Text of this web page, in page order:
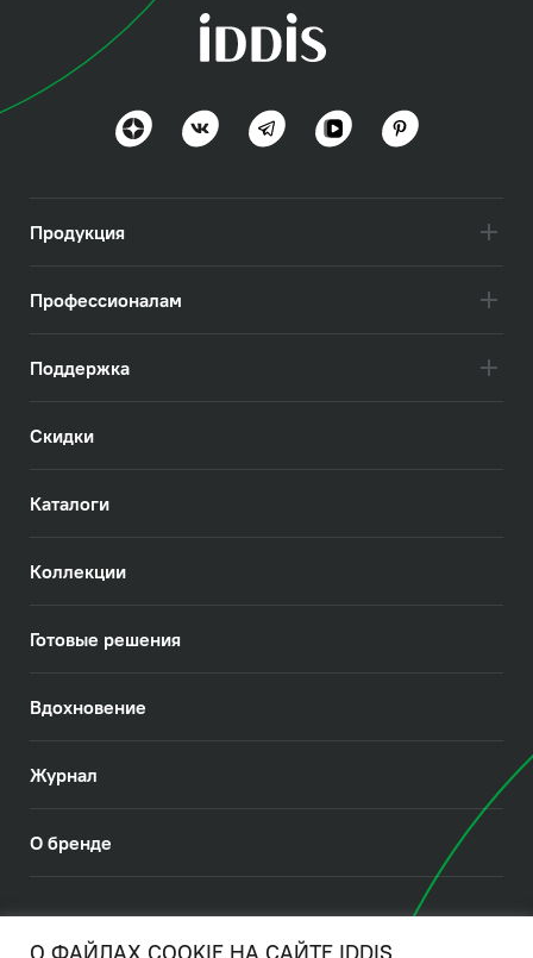
Зодиак (Zodiac)
Продукция
Профессионалам
Поддержка
Скидки
Каталоги
Коллекции
Готовые решения
Вдохновение
Журнал
О бренде